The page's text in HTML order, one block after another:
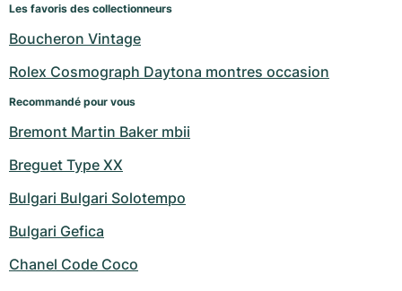
Les favoris des collectionneurs
Boucheron Vintage
Rolex Cosmograph Daytona montres occasion
Recommandé pour vous
Bremont Martin Baker mbii
Breguet Type XX
Bulgari Bulgari Solotempo
Bulgari Gefica
Chanel Code Coco